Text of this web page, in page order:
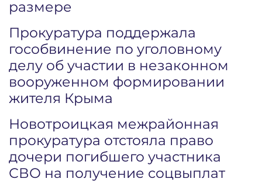
размере
Прокуратура поддержала
гособвинение по уголовному
делу об участии в незаконном
вооруженном формировании
жителя Крыма
Новотроицкая межрайонная
прокуратура отстояла право
дочери погибшего участника
СВО на получение соцвыплат